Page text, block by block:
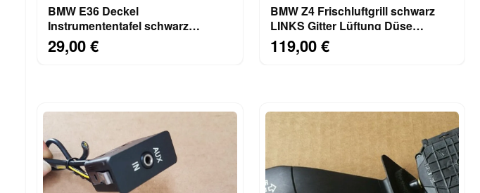
BMW E36 Deckel
Instrumententafel schwarz
8157531 Beifahrer Airbag Klappe
8119075
29,00 €
BMW Z4 Frischluftgrill schwarz
LINKS Gitter Lüftung Düse
7025631 Getränkehalter
119,00 €